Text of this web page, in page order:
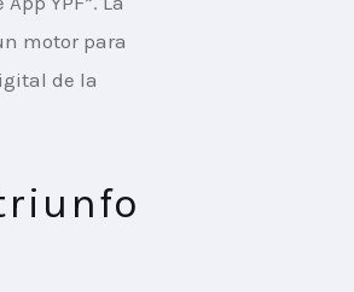
motor para
de la